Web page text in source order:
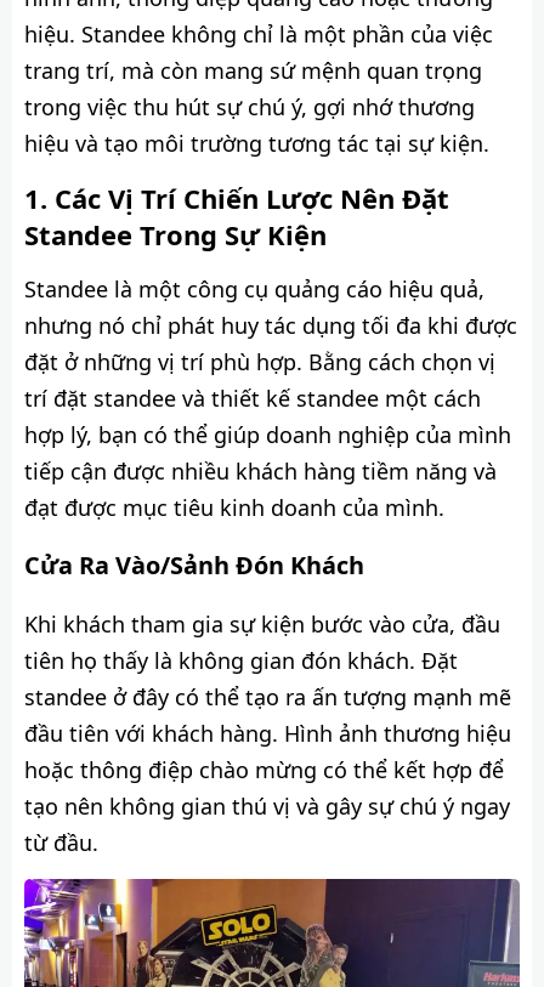
hiệu. Standee không chỉ là một phần của việc
trang trí, mà còn mang sứ mệnh quan trọng
trong việc thu hút sự chú ý, gợi nhớ thương
hiệu và tạo môi trường tương tác tại sự kiện.
Các Vị Trí Chiến Lược Nên Đặt
Standee Trong Sự Kiện
Standee là một công cụ quảng cáo hiệu quả,
nhưng nó chỉ phát huy tác dụng tối đa khi được
đặt ở những vị trí phù hợp. Bằng cách chọn vị
trí đặt standee và thiết kế standee một cách
hợp lý, bạn có thể giúp doanh nghiệp của mình
tiếp cận được nhiều khách hàng tiềm năng và
đạt được mục tiêu kinh doanh của mình.
Cửa Ra Vào/Sảnh Đón Khách
Khi khách tham gia sự kiện bước vào cửa, đầu
tiên họ thấy là không gian đón khách. Đặt
standee ở đây có thể tạo ra ấn tượng mạnh mẽ
đầu tiên với khách hàng. Hình ảnh thương hiệu
hoặc thông điệp chào mừng có thể kết hợp để
tạo nên không gian thú vị và gây sự chú ý ngay
từ đầu.